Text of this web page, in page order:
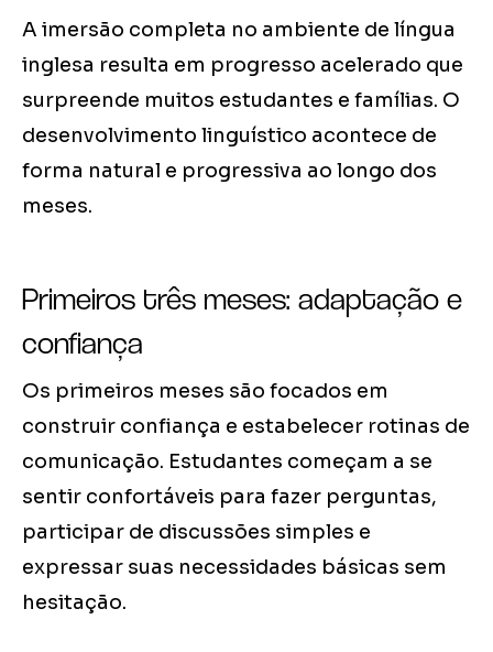
A imersão completa no ambiente de língua
inglesa resulta em progresso acelerado que
surpreende muitos estudantes e famílias. O
desenvolvimento linguístico acontece de
forma natural e progressiva ao longo dos
meses.
Primeiros três meses: adaptação e
confiança
Os primeiros meses são focados em
construir confiança e estabelecer rotinas de
comunicação. Estudantes começam a se
sentir confortáveis para fazer perguntas,
participar de discussões simples e
expressar suas necessidades básicas sem
hesitação.